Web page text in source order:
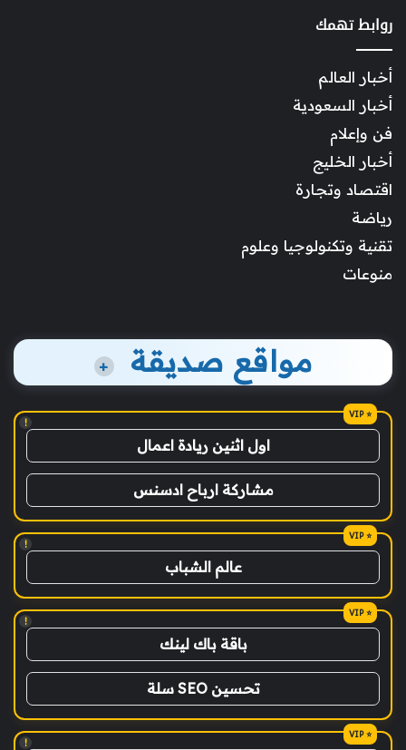
روابط تهمك
أخبار العالم
أخبار السعودية
فن وإعلام
أخبار الخليج
اقتصاد وتجارة
رياضة
تقنية وتكنولوجيا وعلوم
منوعات
مواقع صديقة +
!
اول اثنين ريادة اعمال
مشاركة ارباح ادسنس
!
عالم الشباب
!
باقة باك لينك
تحسين SEO سلة
!